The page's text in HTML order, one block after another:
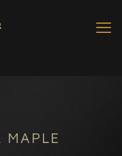
MAPLE